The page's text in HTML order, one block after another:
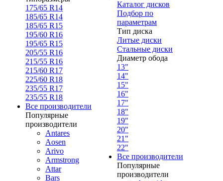
175/65 R14
185/65 R14
185/65 R15
195/60 R16
195/65 R15
205/55 R16
215/55 R16
215/60 R17
225/60 R18
235/55 R17
235/55 R18
Все производители
Популярные
производители
Antares
Aosen
Arivo
Armstrong
Attar
Bars
Каталог дисков
Подбор по
параметрам
Тип диска
Литые диски
Стальные диски
Диаметр обода
13"
14"
15"
16"
17"
18"
19"
20"
21"
22"
Все производители
Популярные
производители